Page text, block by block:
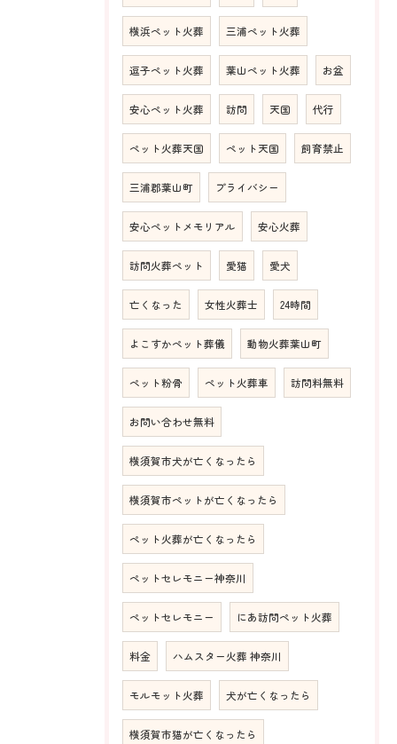
横浜ペット火葬 三浦ペット火葬
逗子ペット火葬 葉山ペット火葬 お盆
安心ペット火葬 訪問 天国 代行
ペット火葬天国 ペット天国 飼育禁止
三浦郡葉山町 プライバシー
安心ペットメモリアル 安心火葬
訪問火葬ペット 愛猫 愛犬
亡くなった 女性火葬士 24時間
よこすかペット葬儀 動物火葬葉山町
ペット粉骨 ペット火葬車 訪問料無料
お問い合わせ無料
横須賀市犬が亡くなったら
横須賀市ペットが亡くなったら
ペット火葬が亡くなったら
ペットセレモニー神奈川
ペットセレモニー にあ訪問ペット火葬
料金 ハムスター火葬 神奈川
モルモット火葬 犬が亡くなったら
横須賀市猫が亡くなったら